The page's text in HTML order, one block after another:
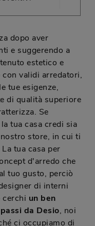
dopo aver
e suggerendo a
estetico e
validi arredatori,
tue esigenze,
di qualità superiore
Se
tua casa credi sia
store, in cui ti
tua casa per
d'arredo che
tuo gusto, perciò
di interni
cerchi un ben
da Desio, noi
ci occupiamo di